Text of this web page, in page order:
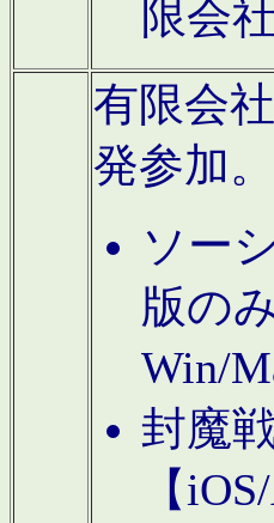
限会
有限会
発参加
ソー
版の
Win/
封魔
【